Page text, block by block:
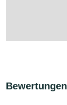
Bewertungen